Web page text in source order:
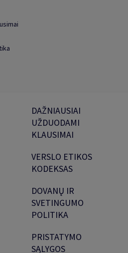
DAŽNIAUSIAI
UŽDUODAMI
KLAUSIMAI
VERSLO ETIKOS
KODEKSAS
DOVANŲ IR
SVETINGUMO
POLITIKA
PRISTATYMO
SĄLYGOS